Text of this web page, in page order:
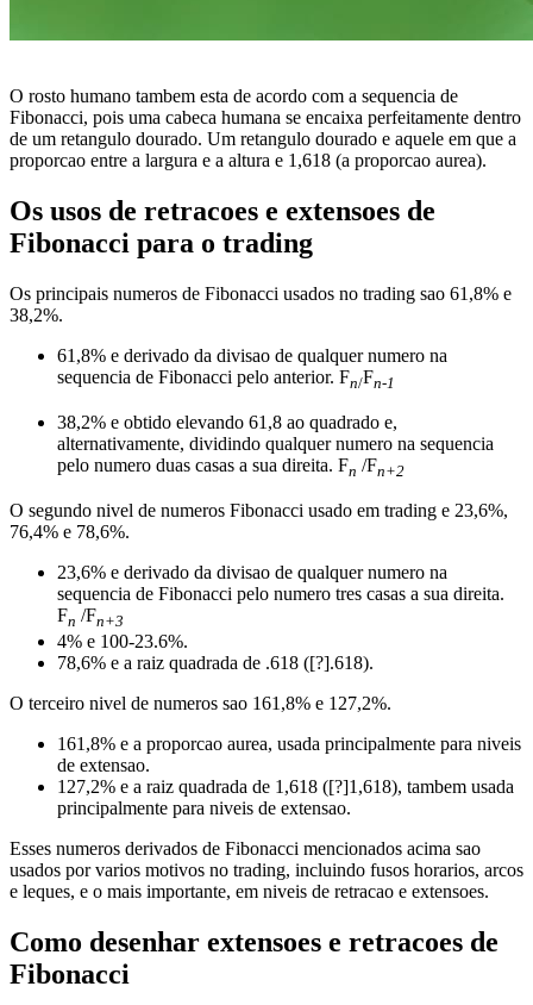
O rosto humano tambem esta de acordo com a sequencia de
Fibonacci, pois uma cabeca humana se encaixa perfeitamente dentro
de um retangulo dourado. Um retangulo dourado e aquele em que a
proporcao entre a largura e a altura e 1,618 (a proporcao aurea).
Os usos de retracoes e extensoes de
Fibonacci para o trading
Os principais numeros de Fibonacci usados no trading sao 61,8% e
38,2%.
61,8% e derivado da divisao de qualquer numero na
sequencia de Fibonacci pelo anterior. Fn/Fn-1
38,2% e obtido elevando 61,8 ao quadrado e,
alternativamente, dividindo qualquer numero na sequencia
pelo numero duas casas a sua direita. Fn /Fn+2
O segundo nivel de numeros Fibonacci usado em trading e 23,6%,
76,4% e 78,6%.
23,6% e derivado da divisao de qualquer numero na
sequencia de Fibonacci pelo numero tres casas a sua direita.
Fn /Fn+3
4% e 100-23.6%.
78,6% e a raiz quadrada de .618 ([?].618).
O terceiro nivel de numeros sao 161,8% e 127,2%.
161,8% e a proporcao aurea, usada principalmente para niveis
de extensao.
127,2% e a raiz quadrada de 1,618 ([?]1,618), tambem usada
principalmente para niveis de extensao.
Esses numeros derivados de Fibonacci mencionados acima sao
usados por varios motivos no trading, incluindo fusos horarios, arcos
e leques, e o mais importante, em niveis de retracao e extensoes.
Como desenhar extensoes e retracoes de
Fibonacci